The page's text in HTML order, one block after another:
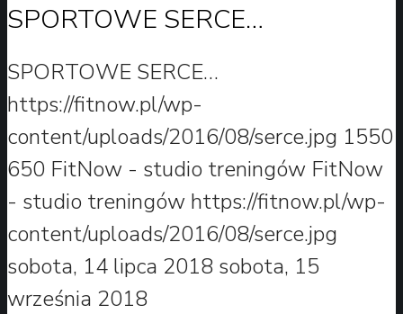
SPORTOWE SERCE…
SPORTOWE SERCE…
https://fitnow.pl/wp-
content/uploads/2016/08/serce.jpg 1550
650 FitNow - studio treningów FitNow
- studio treningów https://fitnow.pl/wp-
content/uploads/2016/08/serce.jpg
sobota, 14 lipca 2018 sobota, 15
września 2018